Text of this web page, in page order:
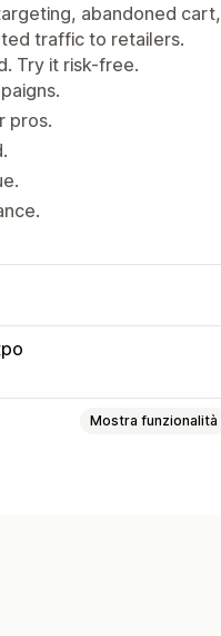
abandoned cart,
traffic to retailers.
Try it risk-free.
pros.
Mostra funzionalità